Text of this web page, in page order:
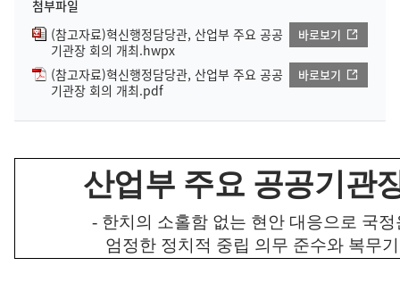
첨부파일
(참고자료)혁신행정담당관, 산업부 주요 공공
기관장 회의 개최.hwpx
바로보기
(참고자료)혁신행정담당관, 산업부 주요 공공
기관장 회의 개최.pdf
바로보기
산업부 주요 공공기관
- 한치의 소홀함 없는 현안 대응으로 국
엄정한 정치적 중립 의무 준수와 복무